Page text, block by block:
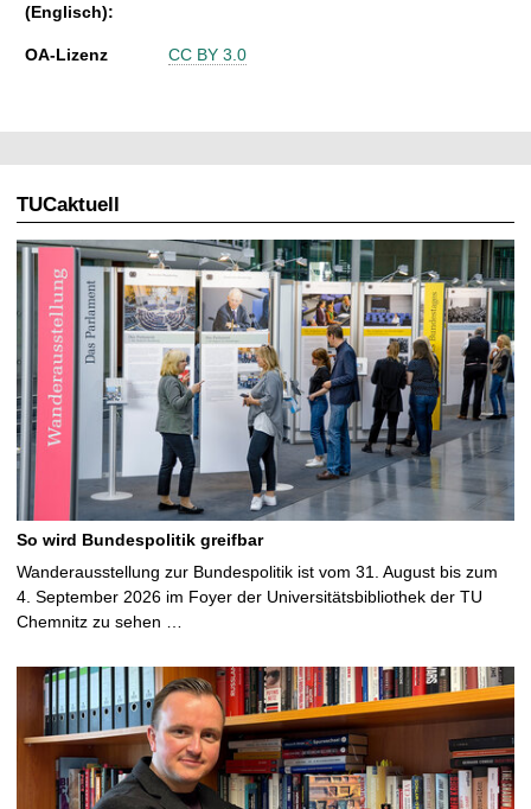
(Englisch):
OA-Lizenz CC BY 3.0
TUCaktuell
So wird Bundespolitik greifbar
Wanderausstellung zur Bundespolitik ist vom 31. August bis zum
4. September 2026 im Foyer der Universitätsbibliothek der TU
Chemnitz zu sehen …